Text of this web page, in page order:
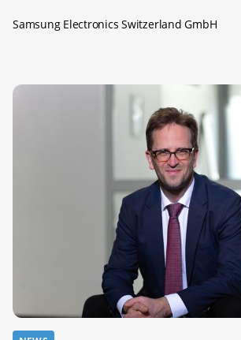
Samsung Electronics Switzerland GmbH